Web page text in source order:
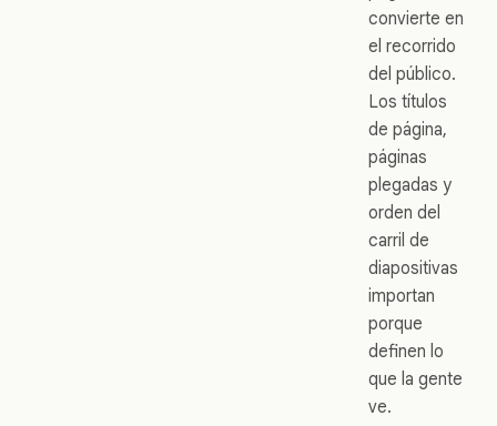
convierte en
el recorrido
del público.
Los títulos
de página,
páginas
plegadas y
orden del
carril de
diapositivas
importan
porque
definen lo
que la gente
ve.